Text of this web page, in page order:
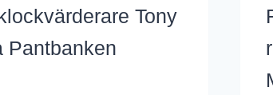
Tony
Pantbanken